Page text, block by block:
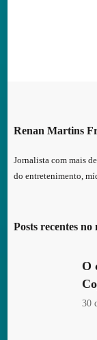
Renan Martins
Jornalista com mais
do entretenimento,
Posts recentes no
O
30